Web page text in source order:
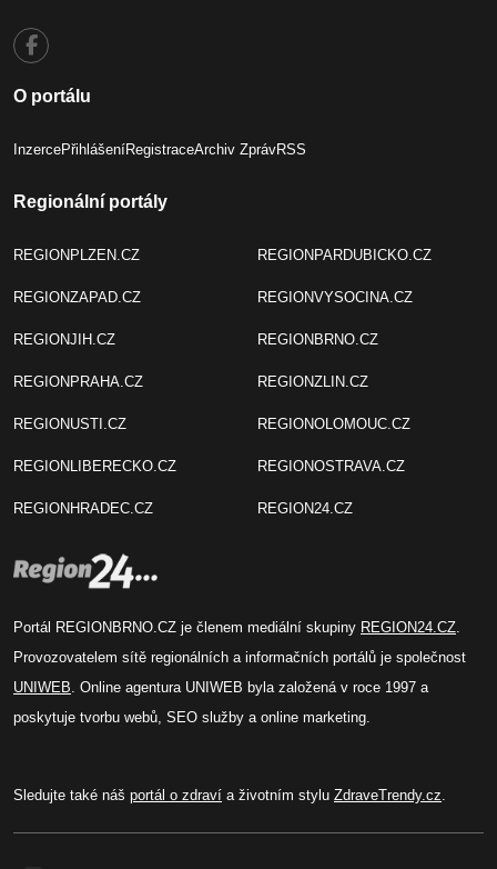
O portálu
InzercePřihlášeníRegistraceArchiv ZprávRSS
Regionální portály
REGIONPLZEN.CZ
REGIONZAPAD.CZ
REGIONJIH.CZ
REGIONPRAHA.CZ
REGIONUSTI.CZ
REGIONLIBERECKO.CZ
REGIONHRADEC.CZ
REGIONPARDUBICKO.CZ
REGIONVYSOCINA.CZ
REGIONBRNO.CZ
REGIONZLIN.CZ
REGIONOLOMOUC.CZ
REGIONOSTRAVA.CZ
REGION24.CZ
Portál REGIONBRNO.CZ je členem mediální skupiny REGION24.CZ.
Provozovatelem sítě regionálních a informačních portálů je společnost
UNIWEB. Online agentura UNIWEB byla založená v roce 1997 a
poskytuje tvorbu webů, SEO služby a online marketing.
Sledujte také náš portál o zdraví a životním stylu ZdraveTrendy.cz.